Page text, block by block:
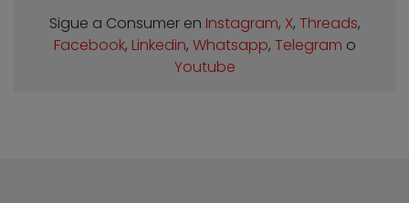
Sigue a Consumer en Instagram, X, Threads,
Facebook, Linkedin, Whatsapp, Telegram o
Youtube